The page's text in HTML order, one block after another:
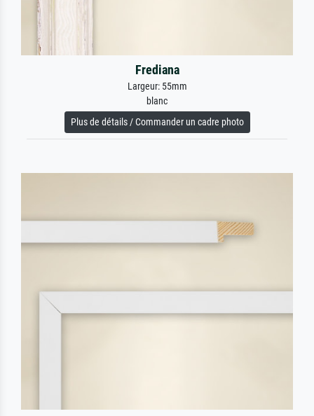
Frediana
Largeur: 55mm
blanc
Plus de détails / Commander un cadre photo